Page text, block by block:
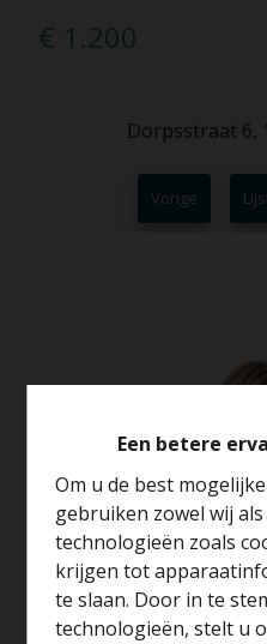
Een betere
Om u de best
gebruiken zowel wij
technologieën zoals
krijgen tot
te slaan. Door in te
technologieën, stelt u
€ 1.200
Dorpsstraat 6,
Vorige